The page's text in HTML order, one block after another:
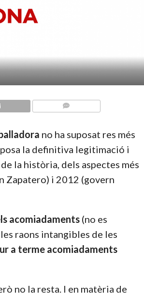
no ha suposat res més
la definitiva legitimació i
la història, dels aspectes més
Zapatero) i 2012 (govern
acomiadaments (no es
raons intangibles de les
a terme acomiadaments
no la resta. I en matèria de